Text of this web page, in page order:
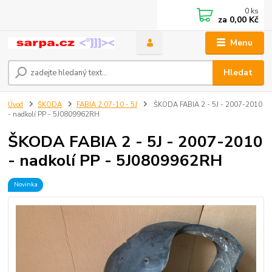
Menu
Hledat
0 ks
za 0,00 Kč
Úvod ŠKODA FABIA 2 07-10 - 5J
ŠKODA FABIA 2 - 5J - 2007-2010
- nadkolí PP - 5J0809962RH
ŠKODA FABIA 2 - 5J - 2007-2010
- nadkolí PP - 5J0809962RH
Novinka